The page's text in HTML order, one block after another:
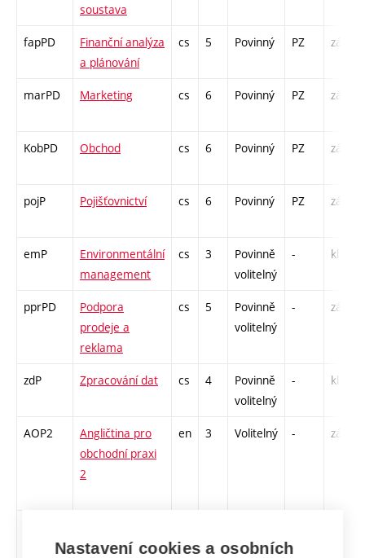
soustava
fapPD
Finanční analýza
a plánování
cs 5 Povinný PZ zá,zk
marPD Marketing cs 6 Povinný PZ zá,zk
KobPD Obchod cs 6 Povinný PZ zá,zk
pojP Pojišťovnictví cs 6 Povinný PZ zá,zk
emP
Environmentální
management
cs 3
Povinně
volitelný
- kl
pprPD
Podpora
prodeje a
reklama
cs 5
Povinně
volitelný
- zá,zk
zdP Zpracování dat cs 4
Povinně
volitelný
- kl
AOP2
Angličtina pro
obchodní praxi
2
en 3 Volitelný - zá,zk
matematicko-
Nastavení cookies a osobních